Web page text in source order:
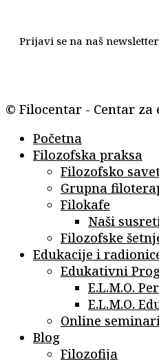
Prijavi se na naš
© Filocentar - Centar
Početna
Filozofska praksa
Filozofsko
Grupna
Filokafe
Naši
Filozofske
Edukacije i
Edukativni
E.L.M.O.
E.L.M.O.
Online seminari
Blog
Filozofija